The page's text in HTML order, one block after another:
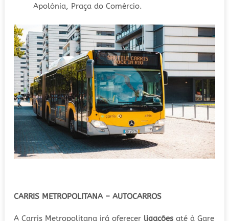
Apolónia, Praça do Comércio.
CARRIS METROPOLITANA – AUTOCARROS
A Carris Metropolitana irá oferecer ligações até à Gare